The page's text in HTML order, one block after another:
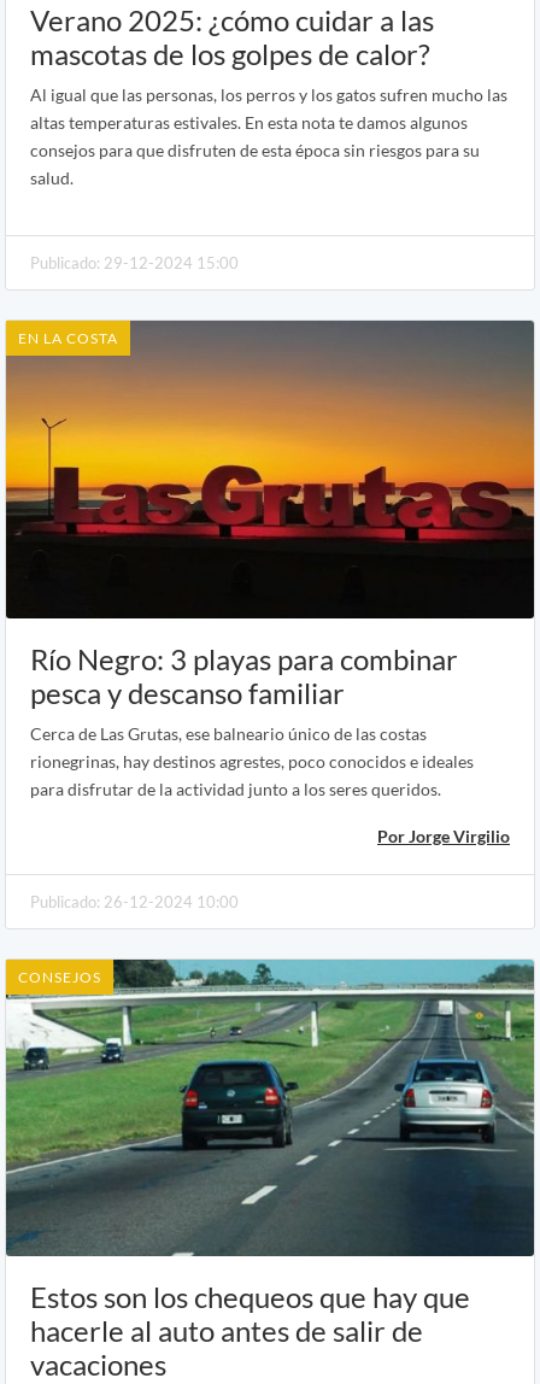
Verano 2025: ¿cómo cuidar a las
mascotas de los golpes de calor?
Al igual que las personas, los perros y los gatos sufren mucho las
altas temperaturas estivales. En esta nota te damos algunos
consejos para que disfruten de esta época sin riesgos para su
salud.
Publicado: 29-12-2024 15:00
EN LA COSTA
Río Negro: 3 playas para combinar
pesca y descanso familiar
Cerca de Las Grutas, ese balneario único de las costas
rionegrinas, hay destinos agrestes, poco conocidos e ideales
para disfrutar de la actividad junto a los seres queridos.
Por Jorge Virgilio
Publicado: 26-12-2024 10:00
CONSEJOS
Estos son los chequeos que hay que
hacerle al auto antes de salir de
vacaciones